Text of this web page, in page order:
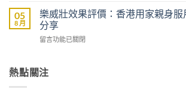
士
購
買
讀
的
勃
加
時
香
好？
一
文
比
VI[DK]
度
雙
效
片
買
05
8 月
樂威壯效果評價：香港用家親身
分享
在
壯
效
留言功能已關閉
熱點關注